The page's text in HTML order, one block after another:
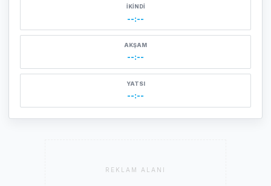
İKINDI
--:--
AKŞAM
--:--
YATSI
--:--
REKLAM ALANI